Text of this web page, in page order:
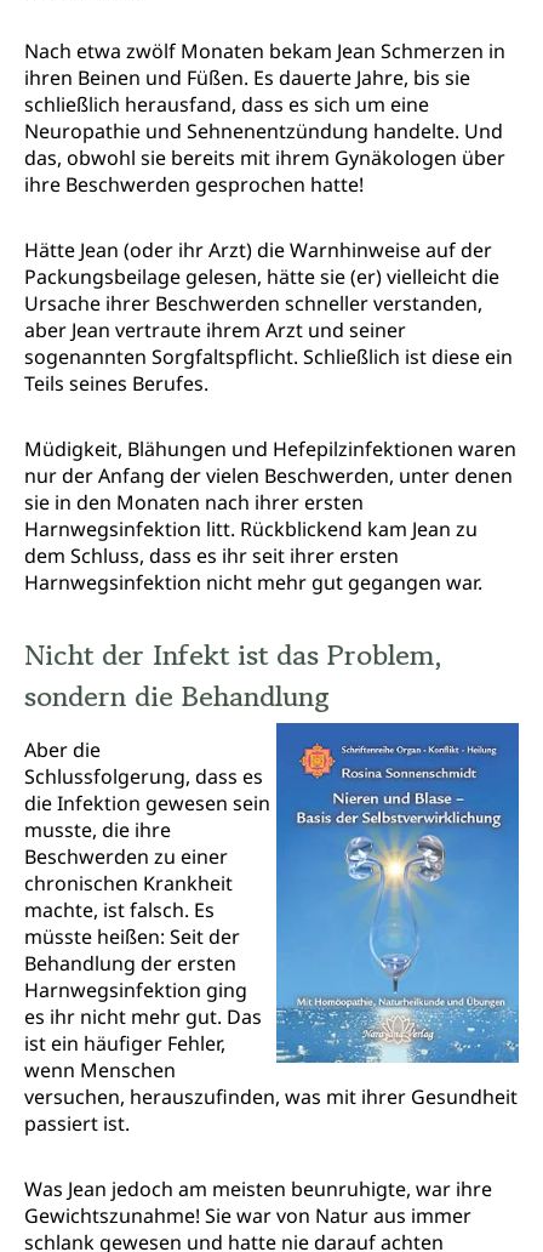
Nach etwa zwölf Monaten bekam Jean Schmerzen in
ihren Beinen und Füßen. Es dauerte Jahre, bis sie
schließlich herausfand, dass es sich um eine
Neuropathie und Sehnenentzündung handelte. Und
das, obwohl sie bereits mit ihrem Gynäkologen über
ihre Beschwerden gesprochen hatte!
Hätte Jean (oder ihr Arzt) die Warnhinweise auf der
Packungsbeilage gelesen, hätte sie (er) vielleicht die
Ursache ihrer Beschwerden schneller verstanden,
aber Jean vertraute ihrem Arzt und seiner
sogenannten Sorgfaltspflicht. Schließlich ist diese ein
Teils seines Berufes.
Müdigkeit, Blähungen und Hefepilzinfektionen waren
nur der Anfang der vielen Beschwerden, unter denen
sie in den Monaten nach ihrer ersten
Harnwegsinfektion litt. Rückblickend kam Jean zu
dem Schluss, dass es ihr seit ihrer ersten
Harnwegsinfektion nicht mehr gut gegangen war.
Nicht der Infekt ist das Problem,
sondern die Behandlung
Aber die
Schlussfolgerung, dass es
die Infektion gewesen sein
musste, die ihre
Beschwerden zu einer
chronischen Krankheit
machte, ist falsch. Es
müsste heißen: Seit der
Behandlung der ersten
Harnwegsinfektion ging
es ihr nicht mehr gut. Das
ist ein häufiger Fehler,
wenn Menschen
versuchen, herauszufinden, was mit ihrer Gesundheit
passiert ist.
Was Jean jedoch am meisten beunruhigte, war ihre
Gewichtszunahme! Sie war von Natur aus immer
schlank gewesen und hatte nie darauf achten